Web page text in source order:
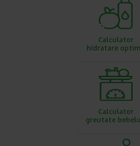
Calculator
hidratare
Calculator
greutate